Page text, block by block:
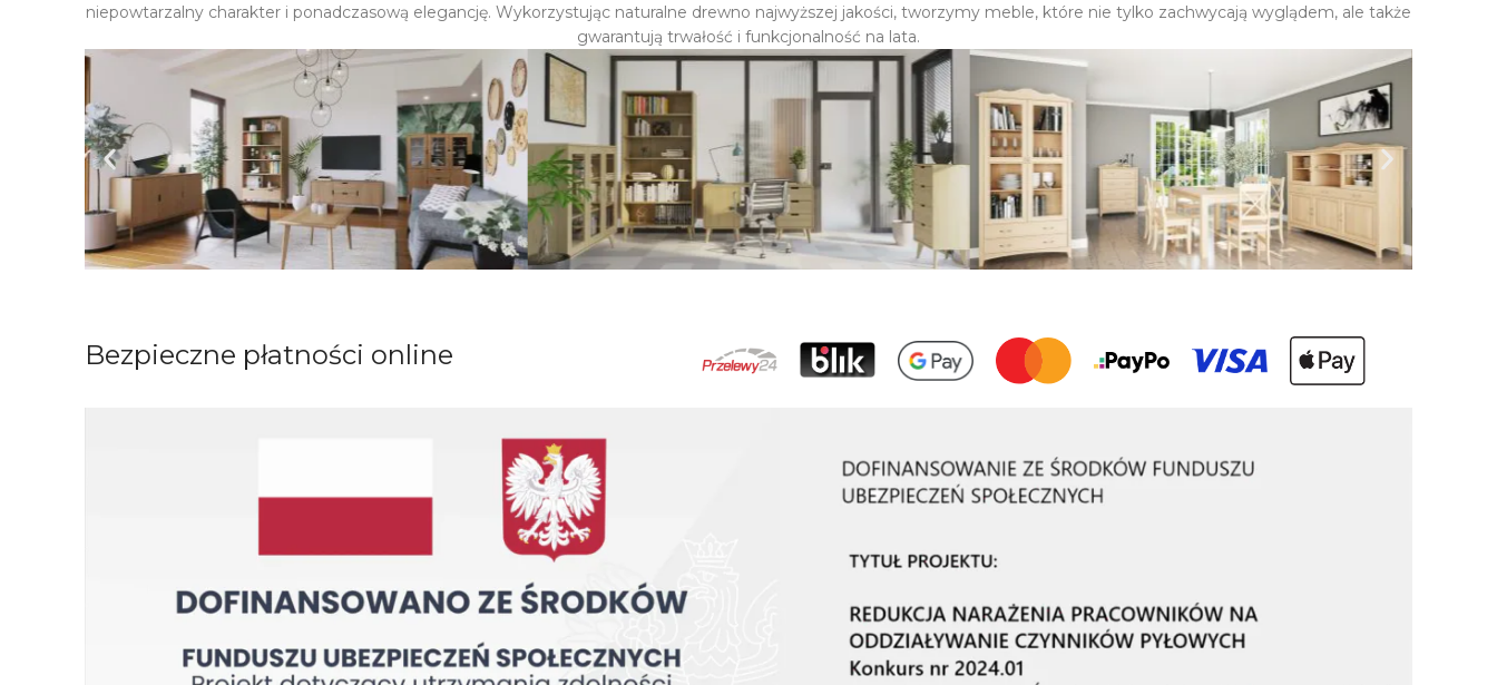
niepowtarzalny charakter i ponadczasową elegancję. Wykorzystując naturalne drewno najwyższej jakości, tworzymy meble, które nie tylko zachwycają wyglądem, ale także
gwarantują trwałość i funkcjonalność na lata.
Bezpieczne płatności online